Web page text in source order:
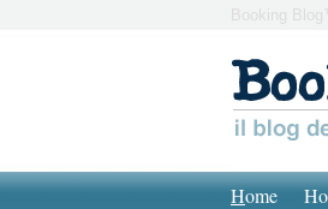
Booking
Home